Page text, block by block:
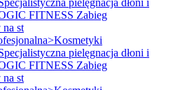
FITNESS Zabieg
st
pielęgnacja dłoni i
FITNESS Zabieg
st